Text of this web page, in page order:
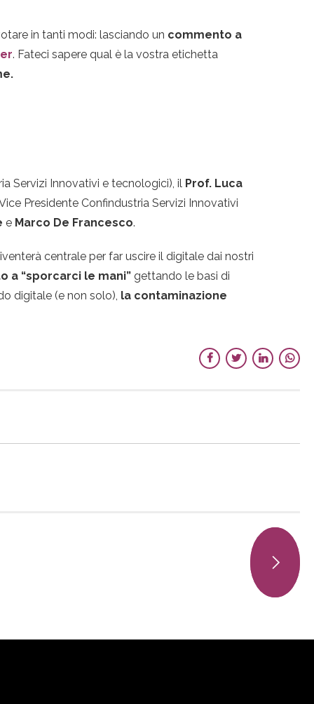
in tanti modi: lasciando un commento a
. Fateci sapere qual è la vostra etichetta
Servizi Innovativi e tecnologici), il Prof. Luca
Presidente Confindustria Servizi Innovativi
e Marco De Francesco.
centrale per far uscire il digitale dai nostri
a “sporcarci le mani” gettando le basi di
digitale (e non solo), la contaminazione